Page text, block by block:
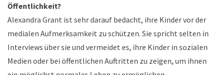
Öffentlichkeit?
Alexandra Grant ist sehr darauf bedacht, ihre Kinder vor der
medialen Aufmerksamkeit zu schützen. Sie spricht selten in
Interviews über sie und vermeidet es, ihre Kinder in sozialen
Medien oder bei öffentlichen Auftritten zu zeigen, um ihnen